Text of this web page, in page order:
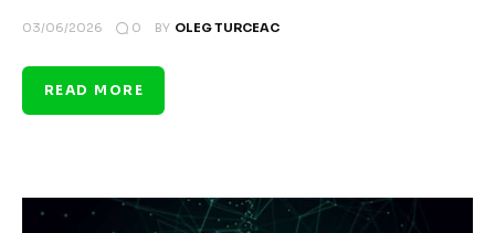
03/06/2026 0 BY OLEG TURCEAC
READ MORE